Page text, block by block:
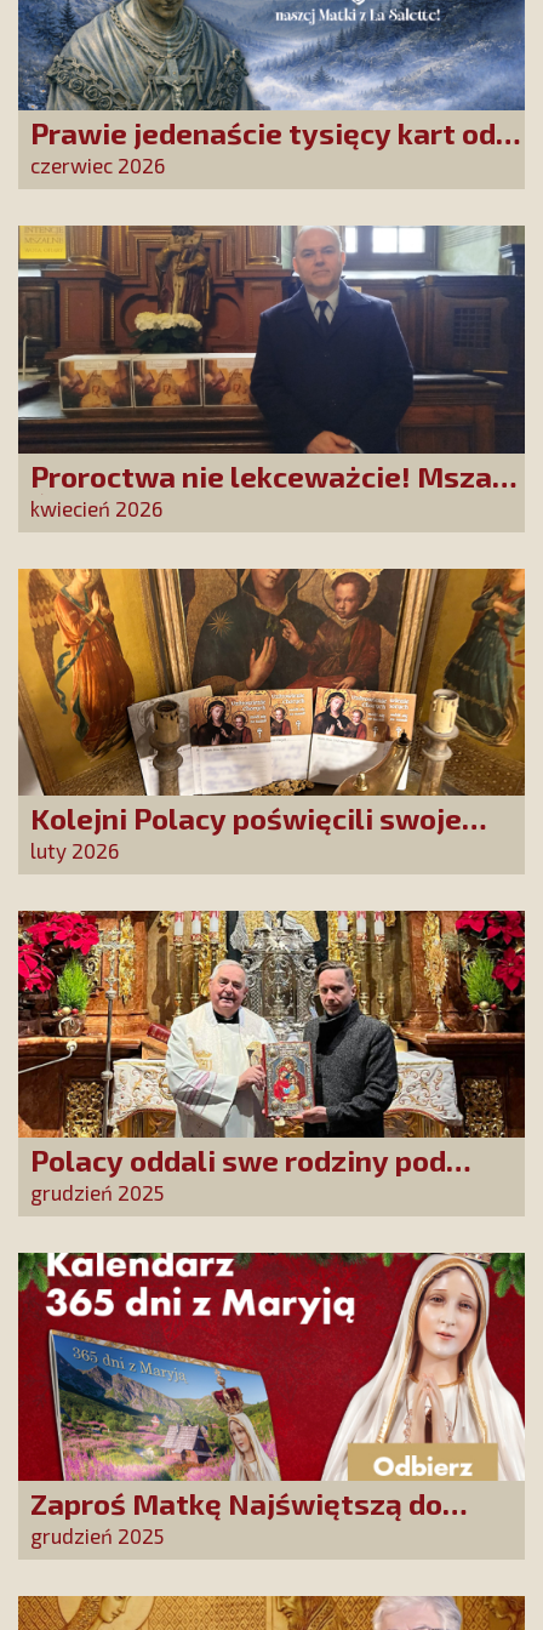
Prawie jedenaście tysięcy kart od
Przyjaciół Stowarzyszenia
złożonych w La Salette!
czerwiec 2026
Proroctwa nie lekceważcie! Msza
Święta na Jasnej Górze –
dziękujemy za Waszą obecność!
kwiecień 2026
Kolejni Polacy poświęcili swoje
sprawy Matce Bożej Uzdrowienie
Chorych!
luty 2026
Polacy oddali swe rodziny pod
opiekę Najświętszej Rodziny!
grudzień 2025
Zaproś Matkę Najświętszą do
swojego domu! Odbierz kalendarz
„365 dni z Maryją”
grudzień 2025